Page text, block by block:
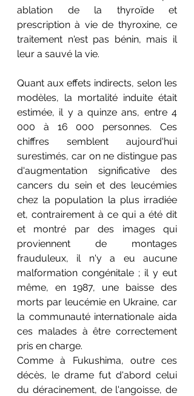
ablation de la thyroïde et
prescription à vie de thyroxine, ce
traitement n'est pas bénin, mais il
leur a sauvé la vie.
Quant aux effets indirects, selon les
modèles, la mortalité induite était
estimée, il y a quinze ans, entre 4
000 à 16 000 personnes. Ces
chiffres semblent aujourd'hui
surestimés, car on ne distingue pas
d'augmentation significative des
cancers du sein et des leucémies
chez la population la plus irradiée
et, contrairement à ce qui a été dit
et montré par des images qui
proviennent de montages
frauduleux, il n'y a eu aucune
malformation congénitale ; il y eut
même, en 1987, une baisse des
morts par leucémie en Ukraine, car
la communauté internationale aida
ces malades à être correctement
pris en charge.
Comme à Fukushima, outre ces
décès, le drame fut d'abord celui
du déracinement, de l'angoisse, de